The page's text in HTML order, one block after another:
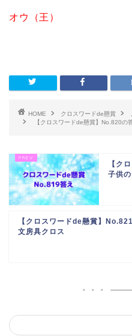
オウ（王）
HOME クロスワードde懸賞
【クロスワードde懸賞】No.820の
【ク
子供
【クロスワードde懸賞】
文房具クロス